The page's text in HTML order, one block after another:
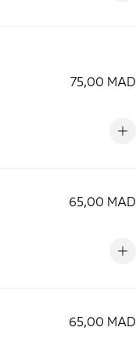
75,00 MAD
65,00 MAD
65,00 MAD